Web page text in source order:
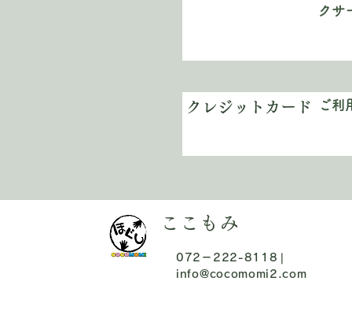
クサ
クレジットカード ご利
ここもみ
072－222-8118❘
info@cocomomi2.com